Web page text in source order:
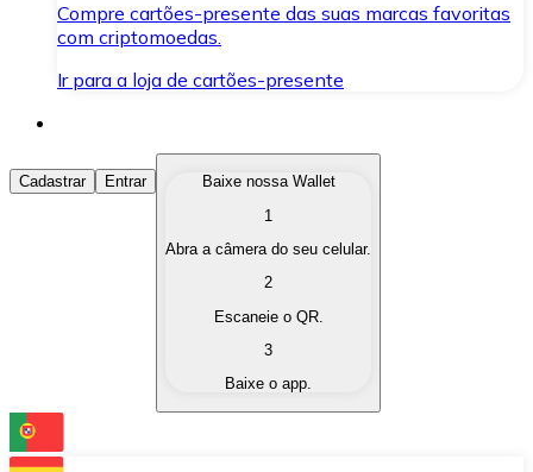
Compre cartões-presente das suas marcas favoritas
com criptomoedas.
Ir para a loja de cartões-presente
Comprar Criptomoedas
Compre as criptomoedas de seu interesse de forma
Converta suas criptomoedas em moeda fiduciária
Troque uma criptomoeda por outra
Cadastrar Entrar
Baixe nossa Wallet
1
Abra a câmera do seu celular.
2
Escaneie o QR.
3
Baixe o app.